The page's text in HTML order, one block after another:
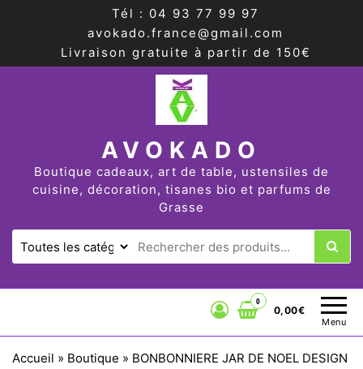
Tél : 04 93 77 99 97
avokado.france@gmail.com
Livraison gratuite à partir de 150€
AVOKADO
Boutique cadeaux, art de table, ustensiles de
cuisine, décoration, tisanes bio et parfums de
Grasse
Menu
0
0,00€
Accueil » Boutique » BONBONNIERE JAR DE NOEL DESIGN